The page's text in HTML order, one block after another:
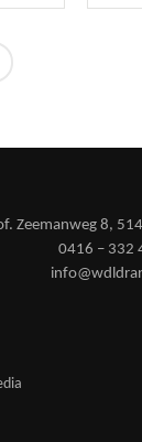
Zeemanweg 8,
0416 – 332